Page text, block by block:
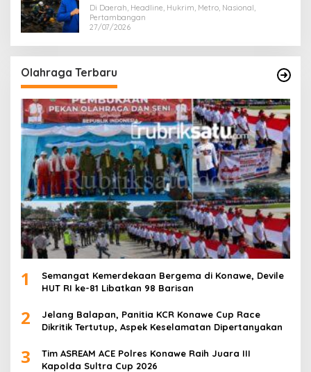
Di Daerah, Headline, Hukrim, Metro, Nasional,
Pertambangan
27/07/2026
Olahraga Terbaru
1
Semangat Kemerdekaan Bergema di Konawe, Devile
HUT RI ke-81 Libatkan 98 Barisan
2
Jelang Balapan, Panitia KCR Konawe Cup Race
Dikritik Tertutup, Aspek Keselamatan Dipertanyakan
3
Tim ASREAM ACE Polres Konawe Raih Juara III
Kapolda Sultra Cup 2026